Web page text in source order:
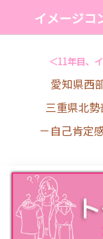
イメージコ
＜11年目、
愛知県西
三重県北
－自己肯定